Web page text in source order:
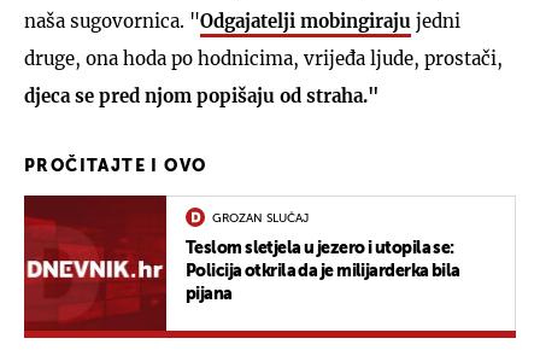
naša sugovornica. "Odgajatelji mobingiraju jedni
druge, ona hoda po hodnicima, vrijeđa ljude, prostači,
djeca se pred njom popišaju od straha."
PROČITAJTE I OVO
GROZAN SLUČAJ
Teslom sletjela u jezero i utopila se:
Policija otkrila da je milijarderka bila
pijana